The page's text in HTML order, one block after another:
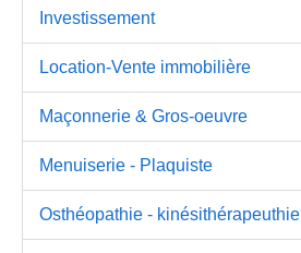
Investissement
Location-Vente immobilière
Maçonnerie & Gros-oeuvre
Menuiserie - Plaquiste
Osthéopathie - kinésithérapeuthie